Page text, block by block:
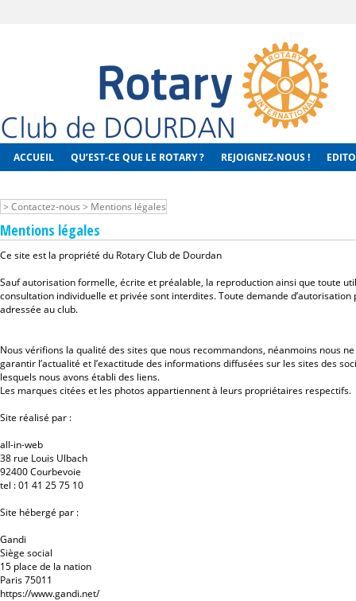
ACCUEIL QU’EST-CE QUE LE ROTARY ? REJOIGNEZ-NOUS ! EDITO
> Contactez-nous > Mentions légales
Mentions légales
Ce site est la propriété du Rotary Club de Dourdan
Sauf autorisation formelle, écrite et préalable, la reproduction ainsi que toute
consultation individuelle et privée sont interdites. Toute demande
adressée au club.
Nous vérifions la qualité des sites que nous recommandons, néanmoins nous
garantir l’actualité et l’exactitude des informations diffusées sur les sites des
lesquels nous avons établi des liens.
Les marques citées et les photos appartiennent à leurs propriétaires respectifs.
Site réalisé par :
all-in-web
38 rue Louis Ulbach
92400 Courbevoie
tel : 01 41 25 75 10
Site hébergé par :
Gandi
Siège social
15 place de la nation
Paris 75011
https://www.gandi.net/